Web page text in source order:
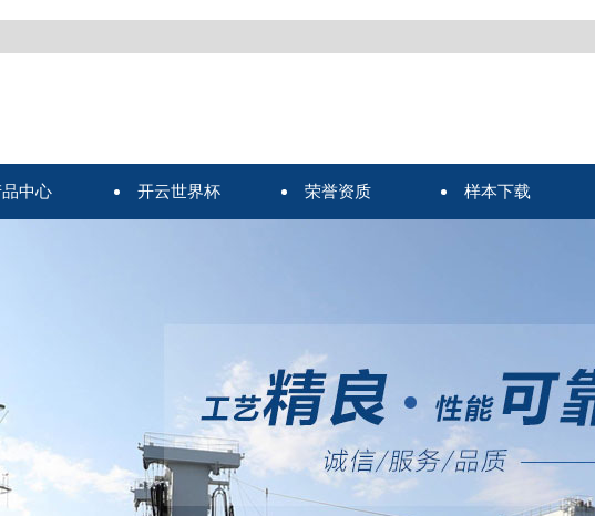
中心 开云世界杯 荣誉资质 样本下载